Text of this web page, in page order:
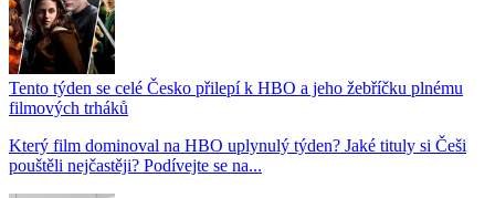
Tento týden se celé Česko přilepí k HBO a jeho žebříčku plnému
filmových trháků
Který film dominoval na HBO uplynulý týden? Jaké tituly si Češi
pouštěli nejčastěji? Podívejte se na...